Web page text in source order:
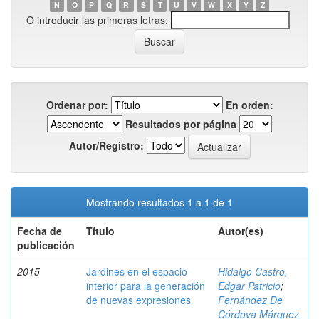
N
O P Q R S T U V W X Y Z
O introducir las primeras letras:
Ordenar por:
En orden:
Resultados por página
Autor/Registro:
Mostrando resultados 1 a 1 de 1
Fecha de
publicación
Título Autor(es)
2015
Jardines en el espacio
interior para la generación
de nuevas expresiones
Hidalgo Castro,
Edgar Patricio;
Fernández De
Córdova Márquez,